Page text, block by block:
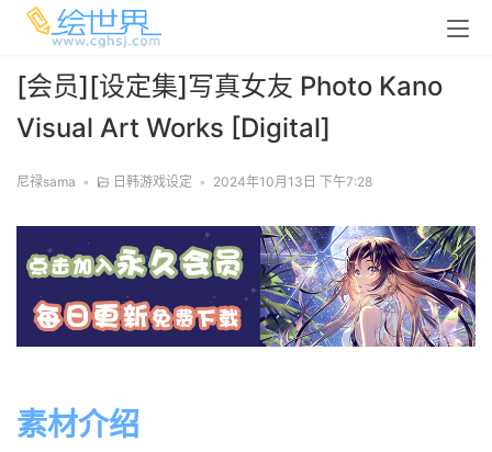
[会员][设定集]写真女友 Photo Kano
Visual Art Works [Digital]
尼禄sama • 日韩游戏设定 • 2024年10月13日 下午7:28
素材介绍